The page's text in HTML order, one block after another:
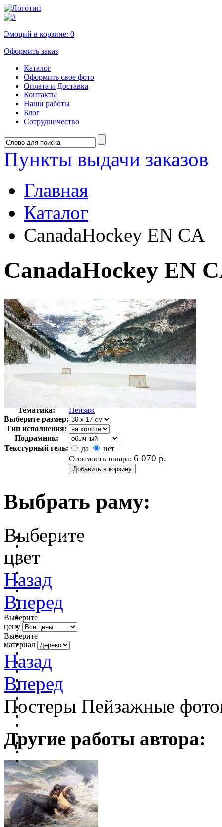
Эмоций в корзине: 0
Оформить заказ
Каталог
Оформить свое фото
Оплата и Доставка
Контакты
Наши работы
Блог
Сотрудничество
Пункты выдачи заказов
Главная
Каталог
CanadaHockey EN CA
CanadaHockey EN
Тематика:
Пейзаж
Выберите размер:
Тип исполнения:
Подрамник:
Текстурный гель:
да
нет
Стоимость товара: 6 070 р.
Выбрать раму:
очистить фильтр цвета
Выберите
цвет
Назад
Вперед
Выберите
цену
Выберите
материал
Назад
Вперед
Постеры Пейзажные
Другие работы автора: